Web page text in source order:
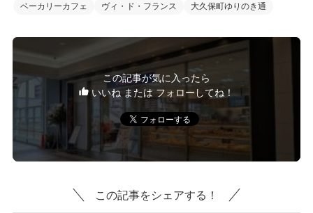
ベーカリーカフェ
ヴィ・ド・フランス 大久保町ゆりのき通
この記事が気に入ったら
いいね または フォローしてね！
この記事をシェアする！